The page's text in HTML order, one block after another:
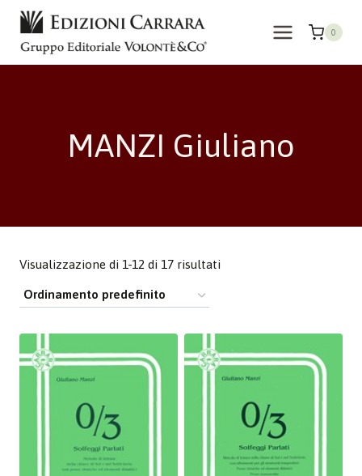
Salta
contenuto
0
MANZI Giuliano
Visualizzazione di 1-12 di 17 risultati